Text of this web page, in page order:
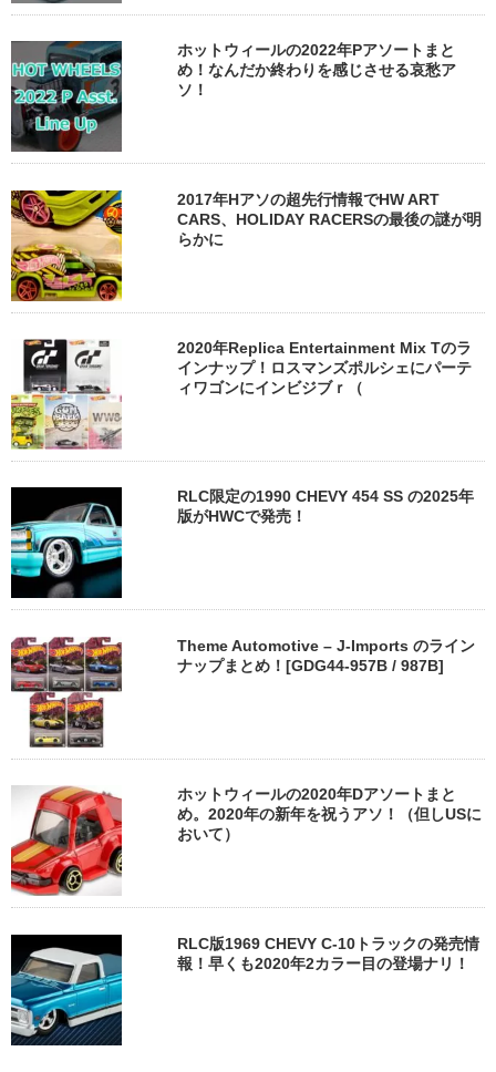
ホットウィールの2022年Pアソートまと
め！なんだか終わりを感じさせる哀愁ア
ソ！
2017年Hアソの超先行情報でHW ART
CARS、HOLIDAY RACERSの最後の謎が明
らかに
2020年Replica Entertainment Mix Tのラ
インナップ！ロスマンズポルシェにパーテ
ィワゴンにインビジブｒ（
RLC限定の1990 CHEVY 454 SS の2025年
版がHWCで発売！
Theme Automotive – J-Imports のライン
ナップまとめ！[GDG44-957B / 987B]
ホットウィールの2020年Dアソートまと
め。2020年の新年を祝うアソ！（但しUSに
おいて）
RLC版1969 CHEVY C-10トラックの発売情
報！早くも2020年2カラー目の登場ナリ！